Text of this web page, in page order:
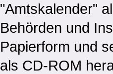
"Amtskalender"
Behörden und
Papierform und
als CD-ROM